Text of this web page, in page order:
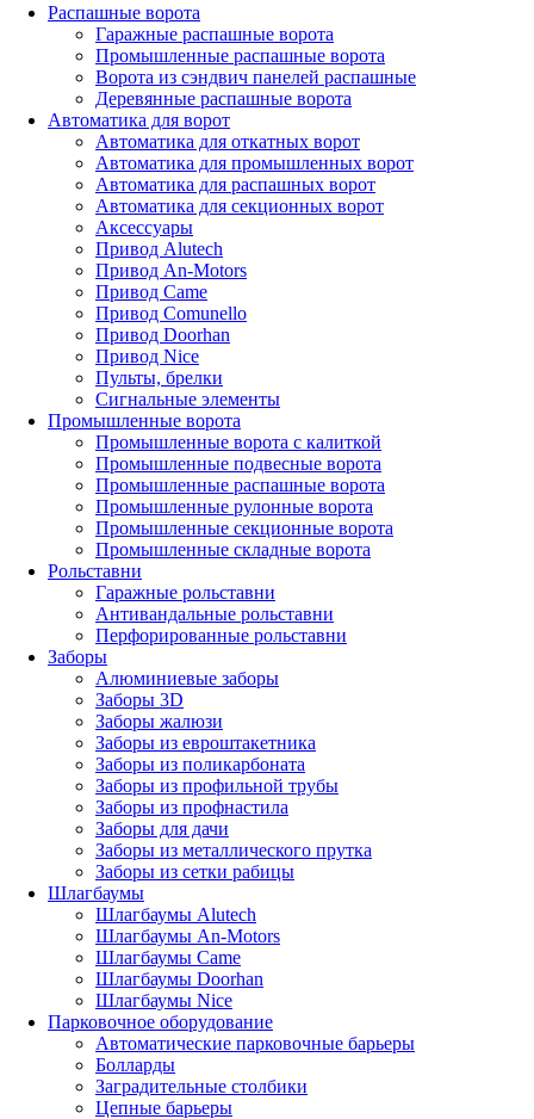
Распашные ворота
Гаражные распашные ворота
Промышленные распашные ворота
Ворота из сэндвич панелей распашные
Деревянные распашные ворота
Автоматика для ворот
Автоматика для откатных ворот
Автоматика для промышленных ворот
Автоматика для распашных ворот
Автоматика для секционных ворот
Аксессуары
Привод Alutech
Привод An-Motors
Привод Came
Привод Comunello
Привод Doorhan
Привод Nice
Пульты, брелки
Сигнальные элементы
Промышленные ворота
Промышленные ворота с калиткой
Промышленные подвесные ворота
Промышленные распашные ворота
Промышленные рулонные ворота
Промышленные секционные ворота
Промышленные складные ворота
Рольставни
Гаражные рольставни
Антивандальные рольставни
Перфорированные рольставни
Заборы
Алюминиевые заборы
Заборы 3D
Заборы жалюзи
Заборы из евроштакетника
Заборы из поликарбоната
Заборы из профильной трубы
Заборы из профнастила
Заборы для дачи
Заборы из металлического прутка
Заборы из сетки рабицы
Шлагбаумы
Шлагбаумы Alutech
Шлагбаумы An-Motors
Шлагбаумы Came
Шлагбаумы Doorhan
Шлагбаумы Nice
Парковочное оборудование
Автоматические парковочные барьеры
Болларды
Заградительные столбики
Цепные барьеры